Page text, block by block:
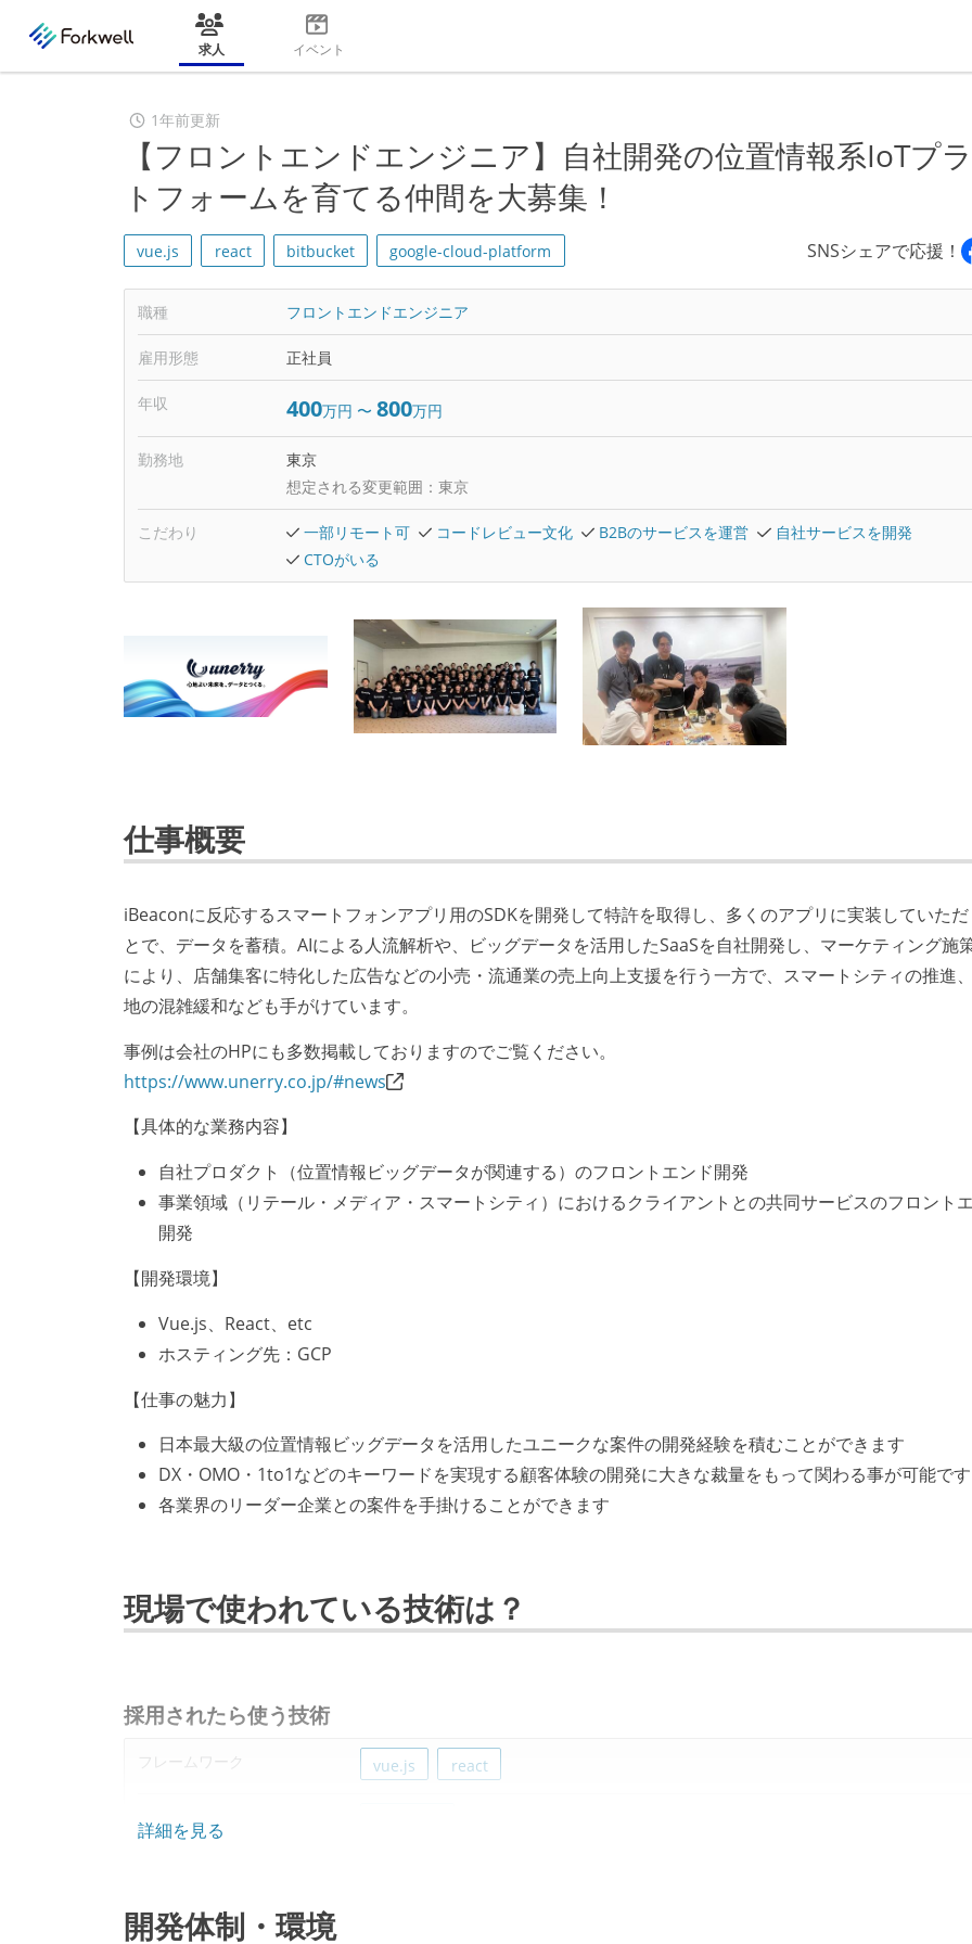
求人 イベント
1年前更新
【フロントエンドエンジニア】自社開発の位置情報系IoTプ
トフォームを育てる仲間を大募集！
vue.js react bitbucket google-cloud-platform SNSシェアで応援！
職種 フロントエンドエンジニア
雇用形態 正社員
年収 400万円 〜 800万円
勤務地
東京
想定される変更範囲： 東京
こだわり 一部リモート可 コードレビュー文化 B2Bのサービスを運営
自社サービスを開発
CTOがいる
仕事概要
iBeaconに反応するスマートフォンアプリ用のSDKを開発して特許を取得し、多くのアプリに実装していただ
とで、データを蓄積。AIによる人流解析や、ビッグデータを活用したSaaSを自社開発し、マーケティング施
により、店舗集客に特化した広告などの小売・流通業の売上向上支援を行う一方で、スマートシティの推進
地の混雑緩和なども手がけています。
事例は会社のHPにも多数掲載しておりますのでご覧ください。
https://www.unerry.co.jp/#news
【具体的な業務内容】
自社プロダクト（位置情報ビッグデータが関連する）のフロントエンド開発
事業領域（リテール・メディア・スマートシティ）におけるクライアントとの共同サービスのフロント
開発
【開発環境】
Vue.js、React、etc
ホスティング先：GCP
【仕事の魅力】
日本最大級の位置情報ビッグデータを活用したユニークな案件の開発経験を積むことができます
DX・OMO・1to1などのキーワードを実現する顧客体験の開発に大きな裁量をもって関わる事が可能です
各業界のリーダー企業との案件を手掛けることができます
現場で使われている技術は？
採用されたら使う技術
フレームワーク vue.js react
その他、現場で使われている技術
詳細を見る
開発体制・環境